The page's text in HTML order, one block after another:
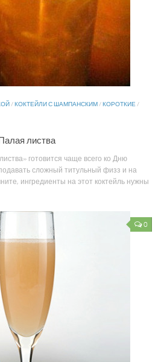
/КОКТЕЙЛИ С ШАМПАНСКИМ/КОРОТКИЕ/
листва
готовится чаще всего ко Дню
сложный титульный физз и на
ингредиенты на этот коктейль нужны
0